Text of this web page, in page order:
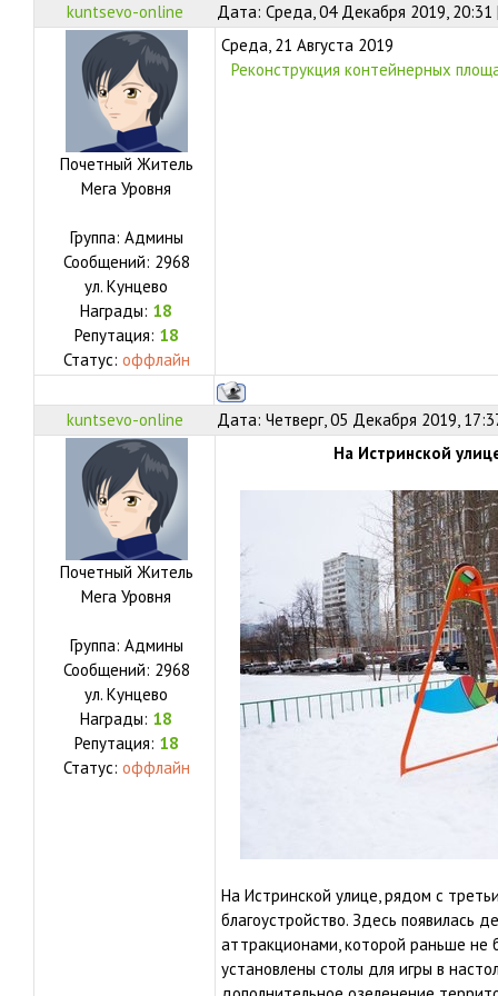
kuntsevo-online Дата: Среда, 04 Декабря 2019,
Почетный Житель
Мега Уровня
Группа: Админы
Сообщений: 2968
ул. Кунцево
Награды: 18
Репутация: 18
Статус: оффлайн
Среда, 21 Августа 2019
Реконструкция контейнерных
kuntsevo-online Дата: Четверг, 05 Декабря 2019,
Почетный Житель
Мега Уровня
Группа: Админы
Сообщений: 2968
ул. Кунцево
Награды: 18
Репутация: 18
Статус: оффлайн
На Истринской
На Истринской улице, рядом с
благоустройство. Здесь появилась
аттракционами, которой раньше не
установлены столы для игры в